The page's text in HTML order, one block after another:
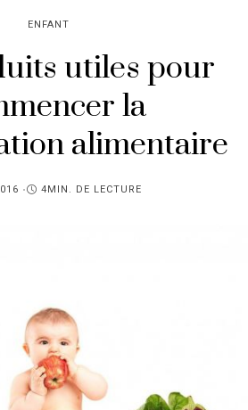
ENFANT
utiles pour
la
alimentaire
4MIN. DE LECTURE